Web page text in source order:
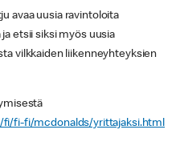
avaa uusia ravintoloita
etsii siksi myös uusia
vilkkaiden liikenneyhteyksien
fi-fi/mcdonalds/yrittajaksi.html